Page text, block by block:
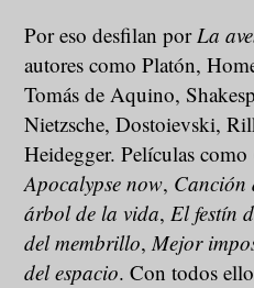
Por eso desfilan porLa
autores como Platón,
Tomás de Aquino,
Nietzsche, Dostoievski,
Heidegger. Películas como
Apocalypse now, Canción
árbol de la vida,El festín
del membrillo,Mejor
del espacio. Con todos